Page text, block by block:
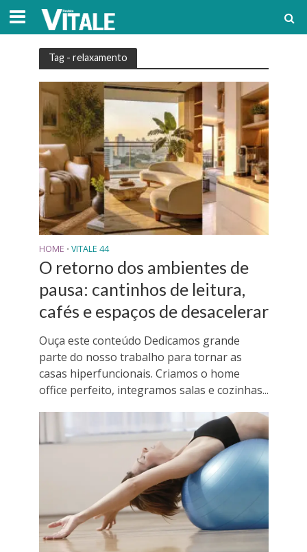
Tag - relaxamento
HOME • VITALE 44
O retorno dos ambientes de
pausa: cantinhos de leitura,
cafés e espaços de desacelerar
Ouça este conteúdo Dedicamos grande
parte do nosso trabalho para tornar as
casas hiperfuncionais. Criamos o home
office perfeito, integramos salas e cozinhas...